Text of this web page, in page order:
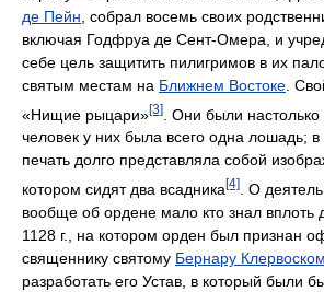
де Пейн , собрал восемь своих
включая Годфруа де Сент-Омера, и
себе цель защитить пилигримов в их
святым местам на Ближнем Востоке .
«Нищие рыцари»[3]
. Они были
человек у них была всего одна лошадь;
печать долго представляла собой
котором сидят два всадника [4]
. О
вообще об ордене мало кто знал вплоть
1128 г., на котором орден был признан
священнику святому Бернару
разработать его Устав, в который были